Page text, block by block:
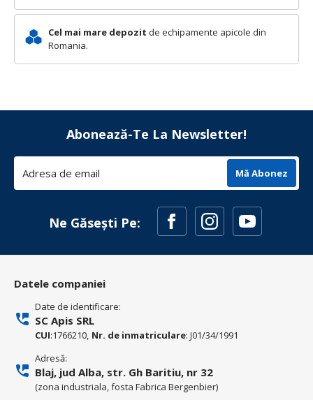
Cel mai mare depozit de echipamente apicole din
Romania.
Abonează-Te La Newsletter!
Mă Abonez
Ne Găsești Pe:
Datele companiei
Date de identificare:
SC Apis SRL
CUI:1766210, Nr. de inmatriculare: J01/34/1991
Adresă:
Blaj, jud Alba, str. Gh Baritiu, nr 32
(zona industriala, fosta Fabrica Bergenbier)